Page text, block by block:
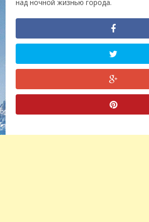
над ночной жизнью города.